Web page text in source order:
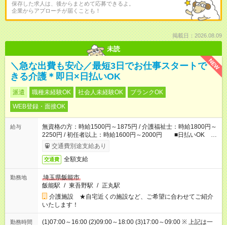
保存した求人は、後からまとめて応募できるよ。
企業からアプローチが届くことも！
掲載日：2026.08.09
未読
NEW
＼急な出費も安心／最短3日でお仕事スタートで
きる介護＊即日×日払いOK
派遣 職種未経験OK 社会人未経験OK
ブランクOK
WEB登録・面接OK
給与
無資格の方：時給1500円～1875円 / 介護福祉士：時給1800円～
2250円 / 初任者以上：時給1600円～2000円 ■日払いOK ■
日収例：1万2000円（時給1500円×8h）
交通費別途支給あり
交通費 全額支給
勤務地
埼玉県飯能市
飯能駅 / 東吾野駅 / 正丸駅
介護施設 ★自宅近くの施設など、ご希望に合わせてご紹介
いたします！
勤務時間
(1)07:00～16:00 (2)09:00～18:00 (3)17:00～09:00 ※ 上記は一